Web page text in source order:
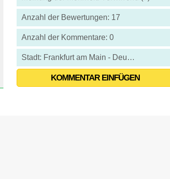
Anzahl der Bewertungen: 17
Anzahl der Kommentare: 0
Stadt: Frankfurt am Main - Deutschland
KOMMENTAR EINFÜGEN